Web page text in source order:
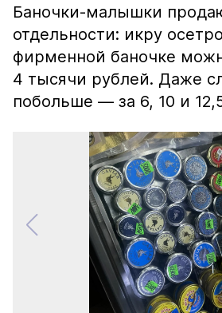
Баночки-малышки
отдельности: икру
фирменной баночке
4 тысячи рублей. Даже
побольше — за 6, 10 и